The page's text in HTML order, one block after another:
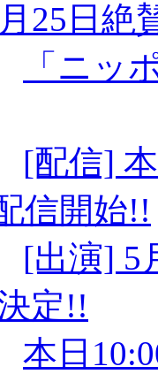
25日絶
「ニッ
[配信]
信開始!!
[出演] 5
定!!
本日